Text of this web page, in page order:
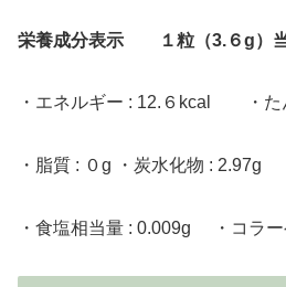
栄養成分表示 １粒（3.６g）
・エネルギー : 12.６kcal ・た
・脂質 : ０g ・炭水化物 : 2.97g
・食塩相当量 : 0.009g ・コラー